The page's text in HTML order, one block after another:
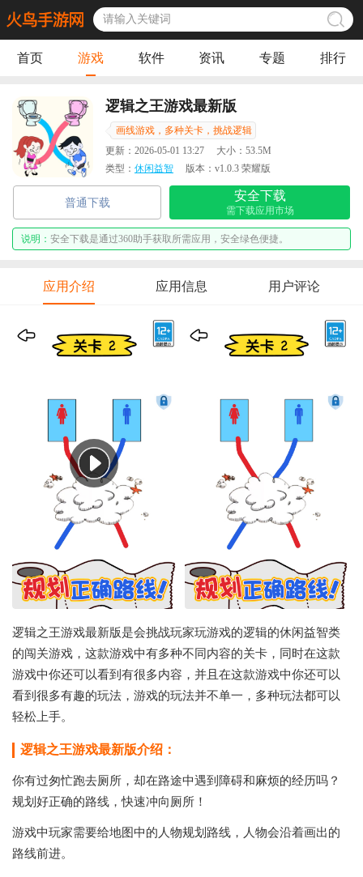
首页 游戏 软件 资讯 专题 排行
逻辑之王游戏最新版
画线游戏，多种关卡，挑战逻辑
更新： 2026-05-01 13:27 大小： 53.5M
类型： 休闲益智 版本： v1.0.3 荣耀版
普通下载
安全下载
需下载应用市场
说明： 安全下载是通过360助手获取所需应用，安全绿色便捷。
应用介绍 应用信息 用户评论
逻辑之王游戏最新版是会挑战玩家玩游戏的逻辑的休闲益智类
的闯关游戏，这款游戏中有多种不同内容的关卡，同时在这款
游戏中你还可以看到有很多内容，并且在这款游戏中你还可以
看到很多有趣的玩法，游戏的玩法并不单一，多种玩法都可以
轻松上手。
逻辑之王游戏最新版介绍：
你有过匆忙跑去厕所，却在路途中遇到障碍和麻烦的经历吗？
规划好正确的路线，快速冲向厕所！
游戏中玩家需要给地图中的人物规划路线，人物会沿着画出的
路线前进。